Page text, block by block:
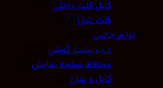
کابل فلت داخلی(22)
فلت شارژ(16)
لوازم جانبی(228)
درب پشت گوشی(221)
محافظ صفحه نمایش(2)
کابل و شارژ(5)